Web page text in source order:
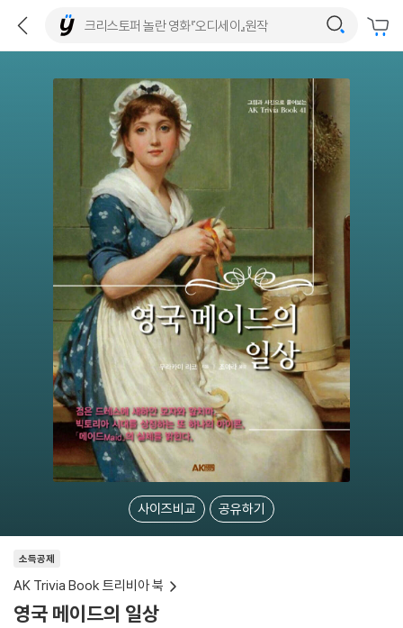
사이즈비교 공유하기
소득공제
AK Trivia Book 트리비아 북
영국 메이드의 일상